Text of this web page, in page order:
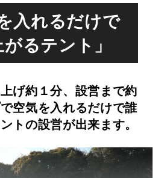
入れるだけで
るテント」
げ約１分、設営まで約
空気を入れるだけで誰
トの設営が出来ます。